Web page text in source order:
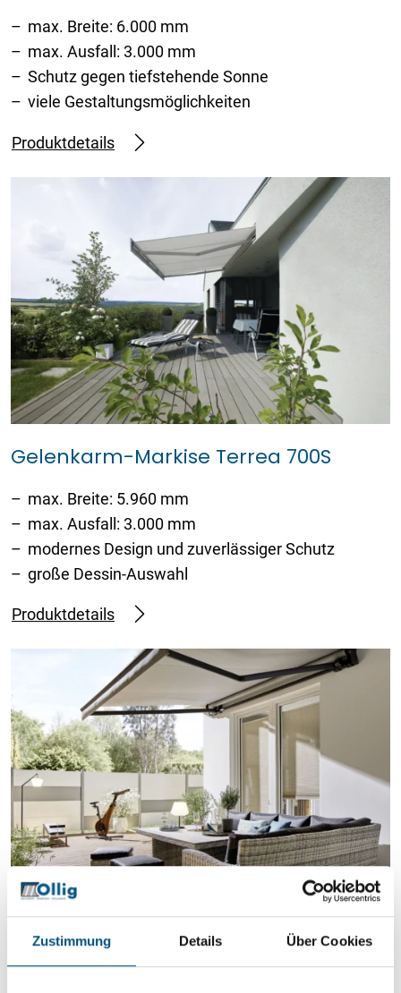
Zustimmung Details Über Cookies
max. Breite: 6.000 mm
max. Ausfall: 3.000 mm
Schutz gegen tiefstehende Sonne
viele Gestaltungsmöglichkeiten
Produktdetails
Gelenkarm-Markise Terrea 700S
max. Breite: 5.960 mm
max. Ausfall: 3.000 mm
modernes Design und zuverlässiger Schutz
große Dessin-Auswahl
Produktdetails
Gelenkarm-Markise Terrea G60
max. Breite: 7.000 mm